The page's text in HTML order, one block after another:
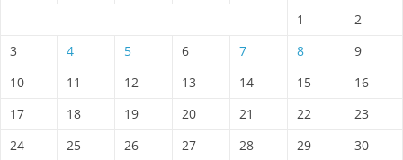
1
2
3
4 5 6 7 8
9
10
11 12 13 14 15
16
17
18 19 20 21 22
23
24
25 26 27 28 29
30